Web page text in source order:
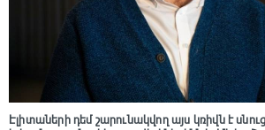
Էլիտաների դեմ շարունակվող այս կռիվն է